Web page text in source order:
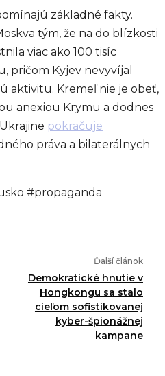
základné fakty.
tým, že na do blízkosti
viac ako 100 tisíc
pričom Kyjev nevyvíjal
aktivitu. Kremeľ nie je obeť,
anexiou Krymu a dodnes
pokračuje
práva a bilaterálnych
#propaganda
Ďalší článok
Demokratické hnutie v
Hongkongu sa stalo
cieľom sofistikovanej
kyber-špionážnej
kampane